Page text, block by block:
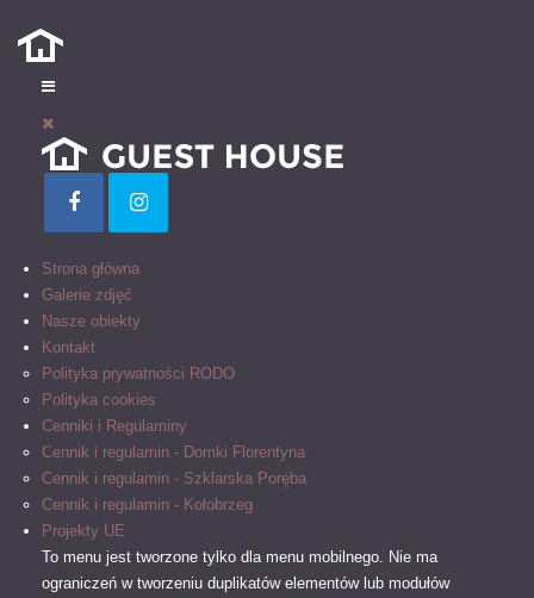
Strona główna
Galerie zdjęć
Nasze obiekty
Kontakt
Polityka prywatności RODO
Polityka cookies
Cenniki i Regulaminy
Cennik i regulamin - Domki Florentyna
Cennik i regulamin - Szklarska Poręba
Cennik i regulamin - Kołobrzeg
Projekty UE
To menu jest tworzone tylko dla menu mobilnego.
Nie ma
ograniczeń w tworzeniu duplikatów elementów lub modułów